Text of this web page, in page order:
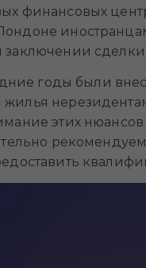
финансовых
заключении сделки.
годы были
этих